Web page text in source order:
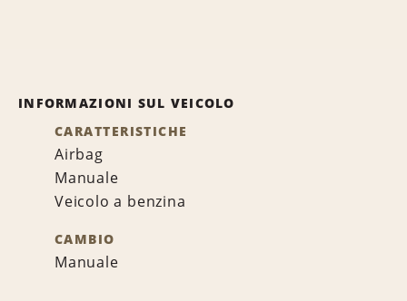
INFORMAZIONI SUL VEICOLO
CARATTERISTICHE
Airbag
Manuale
Veicolo a benzina
CAMBIO
Manuale